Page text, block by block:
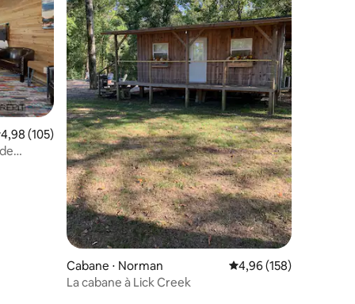
: 5 sur 5
moyenne sur la base de 105 commentaires : 4,98 sur 5
4,98 (105)
Cabane ⋅ Norman Évaluation moyenne
4,96 (158)
La cabane à Lick Creek